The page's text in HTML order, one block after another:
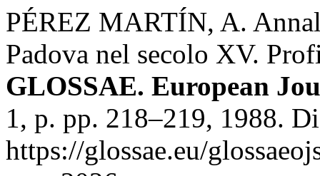
PÉREZ MARTÍN, A.
Padova nel secolo XV.
GLOSSAE. European
1, p. pp. 218–219, 1988.
https://glossae.eu/